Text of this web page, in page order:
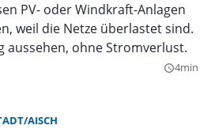
PV- oder Windkraft-Anlagen
weil die Netze überlastet sind.
aussehen, ohne Stromverlust.
query_builder4min
AISCH